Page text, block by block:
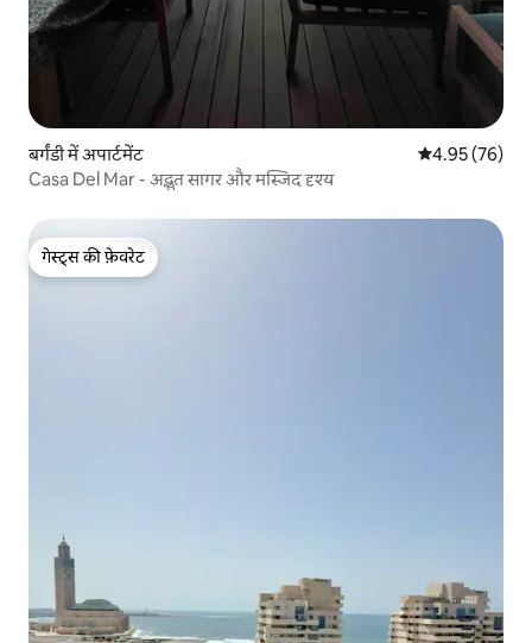
बर्गंडी में अपार्टमेंट औसत रेटिंग 5 में
4.95 (76)
Casa Del Mar - अद्भुत सागर और मस्जिद दृश्य
गेस्ट्स की फ़ेवरेट
गेस्ट्स की फ़ेवरेट